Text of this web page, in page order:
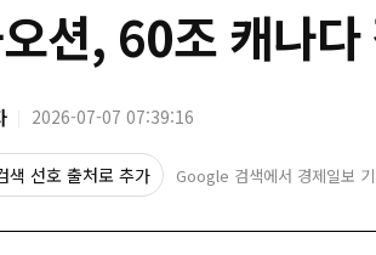
션, 60조 캐나다
2026-07-07 07:39:16
색 선호 출처로 추가 Google 검색에서 경제일보